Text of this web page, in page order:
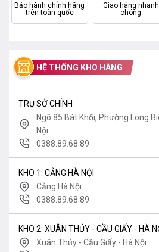
Bảo hành chính hãng
trên toàn quốc
Giao hàng nhanh
chóng
HỆ THỐNG KHO HÀNG
TRỤ SỞ CHÍNH
Ngõ 85 Bát Khối, Phường Long
Nội
0388.89.68.89
KHO 1: CẢNG HÀ NỘI
Cảng Hà Nội
0388.89.68.89
KHO 2: XUÂN THỦY - CẦU GIẤY - HÀ
Xuân Thủy - Cầu Giấy - Hà Nội